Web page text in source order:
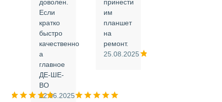
доволен.
Если
кратко
быстро
качественно
а
главное
ДЕ-ШЕ-
ВО
12.06.2025
принести
им
планшет
на
ремонт.
25.08.2025